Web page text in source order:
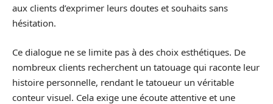
aux clients d’exprimer leurs doutes et souhaits sans
hésitation.
Ce dialogue ne se limite pas à des choix esthétiques. De
nombreux clients recherchent un tatouage qui raconte leur
histoire personnelle, rendant le tatoueur un véritable
conteur visuel. Cela exige une écoute attentive et une